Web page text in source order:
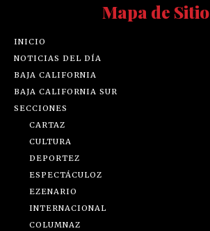
Mapa de Sitio
INICIO
NOTICIAS DEL DÍA
BAJA CALIFORNIA
BAJA CALIFORNIA SUR
SECCIONES
CARTAZ
CULTURA
DEPORTEZ
ESPECTÁCULOZ
EZENARIO
INTERNACIONAL
COLUMNAZ